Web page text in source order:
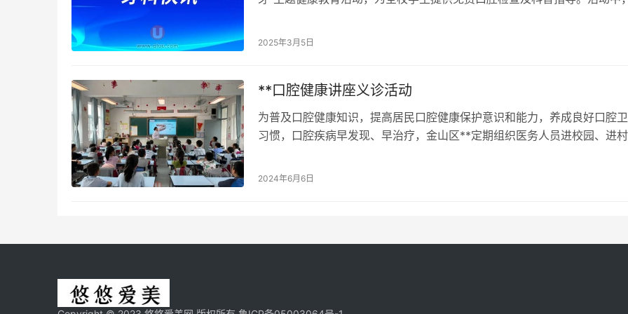
2025年3月5日
**口腔健康讲座义诊活动
为普及口腔健康知识，提高居民口腔健康保护意识和能力，养成良好口腔
习惯，口腔疾病早发现、早治疗，金山区**定期组织医务人员进校园、进村
2024年6月6日